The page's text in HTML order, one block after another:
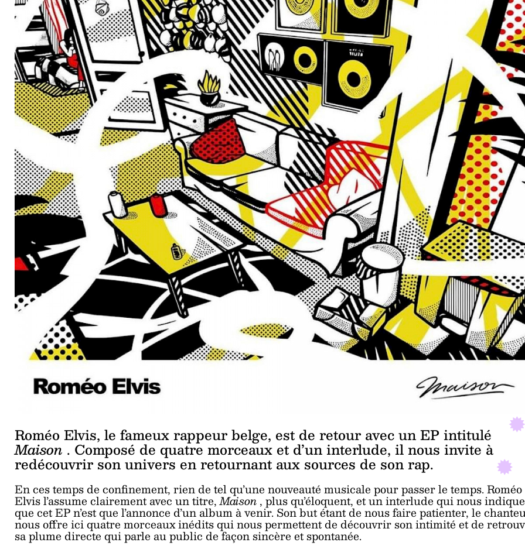
Roméo Elvis, le fameux rappeur belge, est de retour avec un EP intitulé
Maison . Composé de quatre morceaux et d’un interlude, il nous invite à
redécouvrir son univers en retournant aux sources de son rap.
En ces temps de confinement, rien de tel qu’une nouveauté musicale pour passer le temps. Roméo
Elvis l’assume clairement avec un titre,Maison, plus qu’éloquent, et un interlude qui nous indique
que cet EP n’est que l’annonce d’un album à venir. Son but étant de nous faire patienter, le
nous offre ici quatre morceaux inédits qui nous permettent de découvrir son intimité et de
sa plume directe qui parle au public de façon sincère et spontanée.